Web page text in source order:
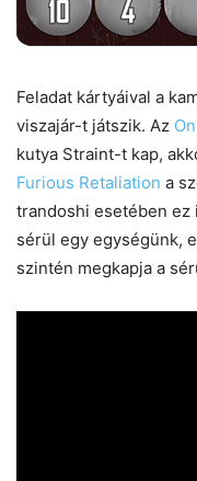
Feladat kártyáival a
viszajár-t játszik. Az
kutya Straint-t kap,
Furious Retaliation a
trandoshi esetében ez
sérül egy egységünk,
szintén megkapja a